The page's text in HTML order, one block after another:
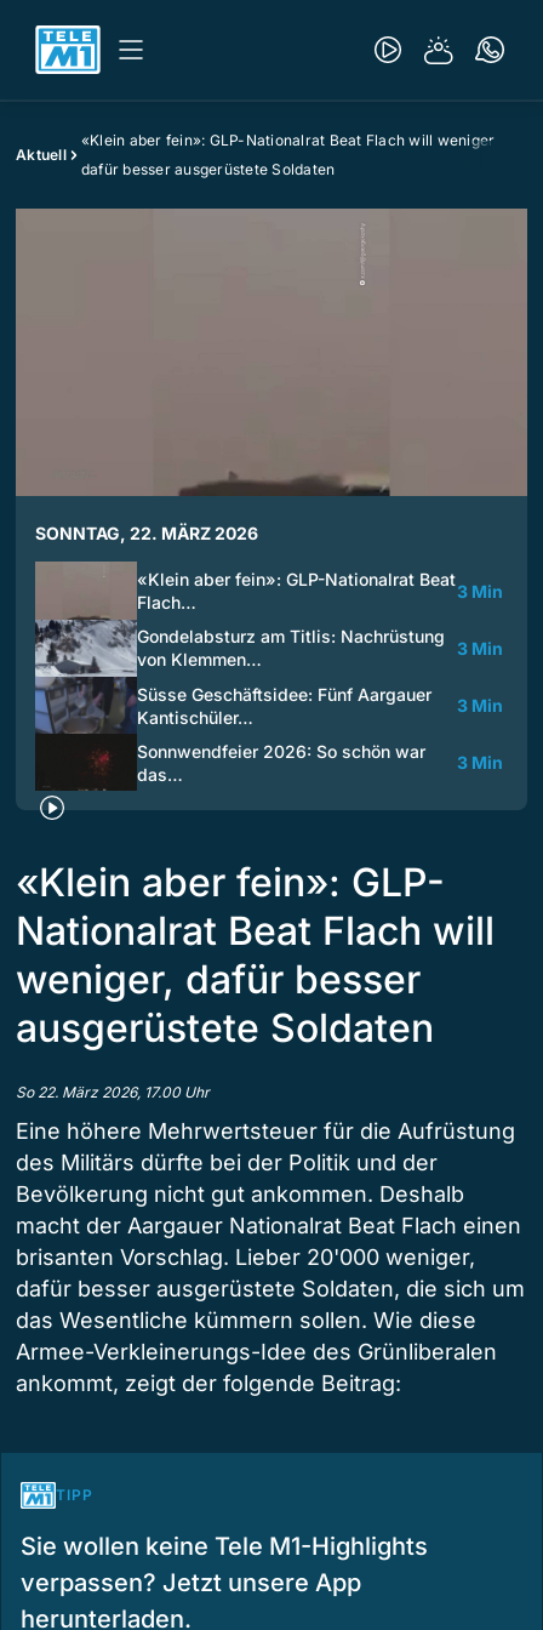
Aktuell
«Klein aber fein»: GLP-Nationalrat Beat Flach will weniger,
dafür besser ausgerüstete Soldaten
SONNTAG, 22. MÄRZ 2026
«Klein aber fein»: GLP-Nationalrat Beat
Flach…
3 Min
Gondelabsturz am Titlis: Nachrüstung
von Klemmen…
3 Min
Süsse Geschäftsidee: Fünf Aargauer
Kantischüler…
3 Min
Sonnwendfeier 2026: So schön war
das…
3 Min
«Klein aber fein»: GLP-
Nationalrat Beat Flach will
weniger, dafür besser
ausgerüstete Soldaten
So 22. März 2026, 17.00 Uhr
Eine höhere Mehrwertsteuer für die Aufrüstung
des Militärs dürfte bei der Politik und der
Bevölkerung nicht gut ankommen. Deshalb
macht der Aargauer Nationalrat Beat Flach einen
brisanten Vorschlag. Lieber 20'000 weniger,
dafür besser ausgerüstete Soldaten, die sich um
das Wesentliche kümmern sollen. Wie diese
Armee-Verkleinerungs-Idee des Grünliberalen
ankommt, zeigt der folgende Beitrag:
TIPP
Sie wollen keine Tele M1-Highlights
verpassen? Jetzt unsere App
herunterladen.